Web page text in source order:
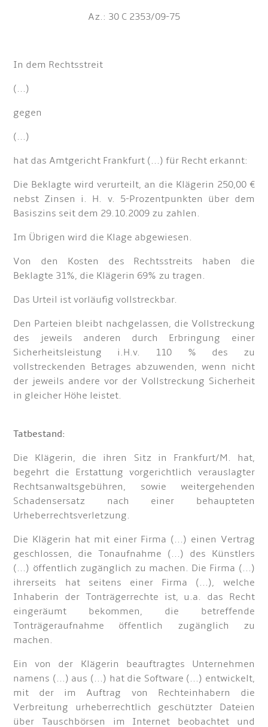
Az.: 30 C 2353/09-75
In dem Rechtsstreit
(...)
gegen
(...)
hat das Amtgericht Frankfurt (...) für Recht erkannt:
Die Beklagte wird verurteilt, an die Klägerin 250,00 €
nebst Zinsen i. H. v. 5-Prozentpunkten über dem
Basiszins seit dem 29.10.2009 zu zahlen.
Im Übrigen wird die Klage abgewiesen.
Von den Kosten des Rechtsstreits haben die
Beklagte 31%, die Klägerin 69% zu tragen.
Das Urteil ist vorläufig vollstreckbar.
Den Parteien bleibt nachgelassen, die Vollstreckung
des jeweils anderen durch Erbringung einer
Sicherheitsleistung i.H.v. 110 % des zu
vollstreckenden Betrages abzuwenden, wenn nicht
der jeweils andere vor der Vollstreckung Sicherheit
in gleicher Höhe leistet.
Tatbestand:
Die Klägerin, die ihren Sitz in Frankfurt/M. hat,
begehrt die Erstattung vorgerichtlich verauslagter
Rechtsanwaltsgebühren, sowie weitergehenden
Schadensersatz nach einer behaupteten
Urheberrechtsverletzung.
Die Klägerin hat mit einer Firma (...) einen Vertrag
geschlossen, die Tonaufnahme (...) des Künstlers
(...) öffentlich zugänglich zu machen. Die Firma (...)
ihrerseits hat seitens einer Firma (...), welche
Inhaberin der Tonträgerrechte ist, u.a. das Recht
eingeräumt bekommen, die betreffende
Tonträgeraufnahme öffentlich zugänglich zu
machen.
Ein von der Klägerin beauftragtes Unternehmen
namens (...) aus (...) hat die Software (...) entwickelt,
mit der im Auftrag von Rechteinhabern die
Verbreitung urheberrechtlich geschützter Dateien
über Tauschbörsen im Internet beobachtet und